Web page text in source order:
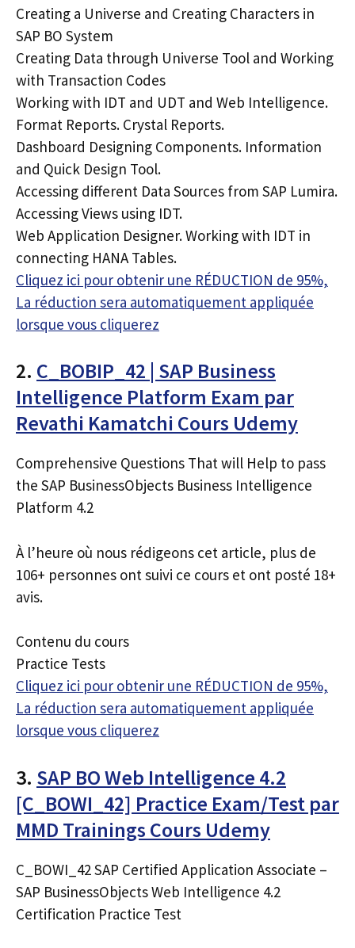
Creating a Universe and Creating Characters in
SAP BO System
Creating Data through Universe Tool and Working
with Transaction Codes
Working with IDT and UDT and Web Intelligence.
Format Reports. Crystal Reports.
Dashboard Designing Components. Information
and Quick Design Tool.
Accessing different Data Sources from SAP Lumira.
Accessing Views using IDT.
Web Application Designer. Working with IDT in
connecting HANA Tables.
Cliquez ici pour obtenir une RÉDUCTION de 95%,
La réduction sera automatiquement appliquée
lorsque vous cliquerez
2. C_BOBIP_42 | SAP Business
Intelligence Platform Exam par
Revathi Kamatchi Cours Udemy
Comprehensive Questions That will Help to pass
the SAP BusinessObjects Business Intelligence
Platform 4.2
À l’heure où nous rédigeons cet article, plus de
106+ personnes ont suivi ce cours et ont posté 18+
avis.
Contenu du cours
Practice Tests
Cliquez ici pour obtenir une RÉDUCTION de 95%,
La réduction sera automatiquement appliquée
lorsque vous cliquerez
3. SAP BO Web Intelligence 4.2
[C_BOWI_42] Practice Exam/Test par
MMD Trainings Cours Udemy
C_BOWI_42 SAP Certified Application Associate –
SAP BusinessObjects Web Intelligence 4.2
Certification Practice Test